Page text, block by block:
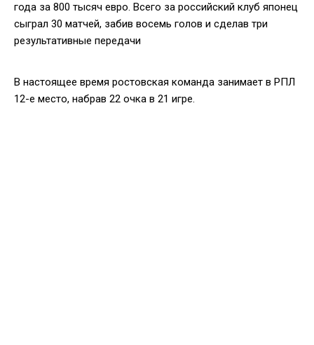
года за 800 тысяч евро. Всего за российский клуб японец
сыграл 30 матчей, забив восемь голов и сделав три
результативные передачи
В настоящее время ростовская команда занимает в РПЛ
12-е место, набрав 22 очка в 21 игре.